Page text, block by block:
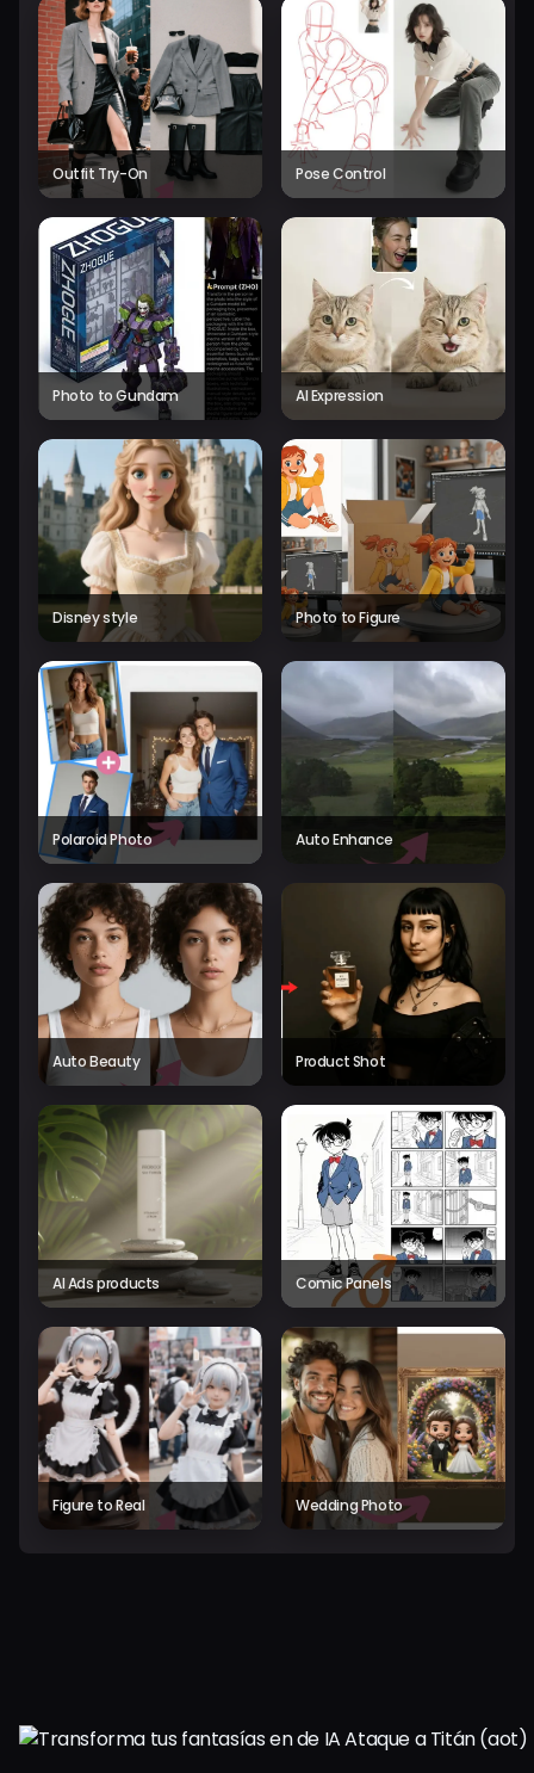
Outfit Try-On Pose Control
Photo to Gundam AI Expression
Disney style Photo to Figure
Polaroid Photo Auto Enhance
Auto Beauty Product Shot
AI Ads products Comic Panels
Figure to Real Wedding Photo